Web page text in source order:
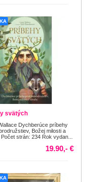
svätých
Dychberúce príbehy
Božej milosti a
strán: 234 Rok vydan...
19.90,- €